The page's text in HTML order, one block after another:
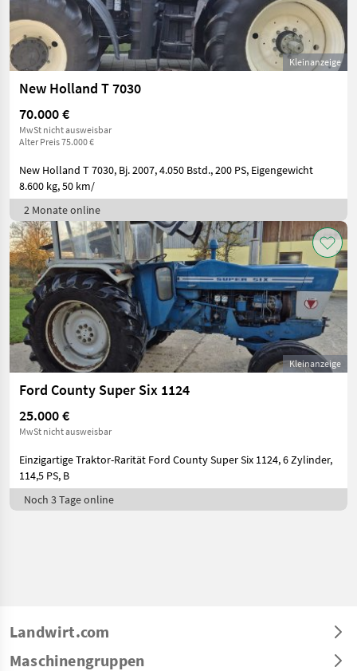
Kleinanzeige
New Holland T 7030
70.000 €
MwSt nicht ausweisbar
Alter Preis 75.000 €
New Holland T 7030, Bj. 2007, 4.050 Bstd., 200 PS, Eigengewicht
8.600 kg, 50 km/
2 Monate online
Kleinanzeige
Ford County Super Six 1124
25.000 €
MwSt nicht ausweisbar
Einzigartige Traktor-Rarität Ford County Super Six 1124, 6 Zylinder,
114,5 PS, B
Noch 3 Tage online
Landwirt.com
Maschinengruppen